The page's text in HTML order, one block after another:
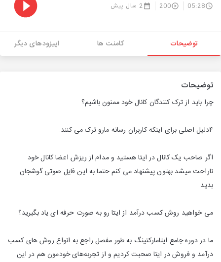
05:28
200 2 سال پیش
توضیحات کامنت ها اپیزودهای دیگر
توضیحات
چرا باید از ترک کنندگان کانال خود ممنون باشیم؟
۴دلیل اصلی برای اینکه کاربران رسانه مارو ترک می کنند.
اگر صاحب یک کانال در ایتا هستید و مدام از ریزش اعضا کانال خود
ناراحت میشد بهتون پیشنهاد می کنم حتما به این فایل صوتی گوشجان
بدید
می خواهید روش کسب درآمد از ایتا رو به صورت حرفه ای یاد بگیرید؟
ما در دوره جامع ایتامارکتینگ به طور مفصل راجع به انواع روش های کسب
درآمد و فروش در ایتا صحبت کردیم و از تجربه‌های خودمون هم در این